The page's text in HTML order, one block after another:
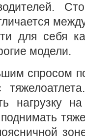
для себя
модели.
спросом
нагрузку